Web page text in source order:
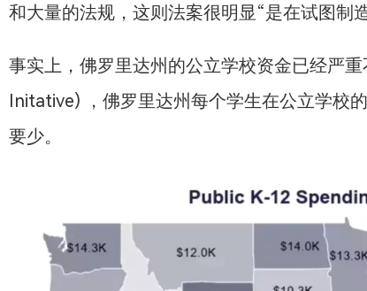
和大量的法规，这则法案很明显“是在试图制
事实上，佛罗里达州的公立学校资金已经严
Initative) ，佛罗里达州每个学生在公立学校
要少。